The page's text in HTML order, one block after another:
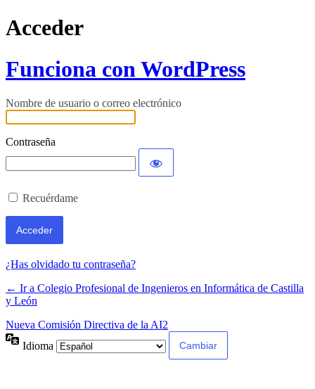
Acceder
Funciona con WordPress
Nombre de usuario o correo electrónico
Contraseña
Recuérdame
¿Has olvidado tu contraseña?
← Ir a Colegio Profesional de Ingenieros en Informática de Castilla
y León
Nueva Comisión Directiva de la AI2
Idioma